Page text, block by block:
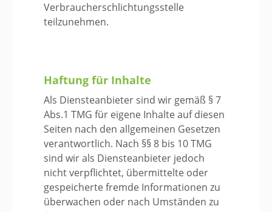
Verbraucherschlichtungsstelle
teilzunehmen.
Haftung für Inhalte
Als Diensteanbieter sind wir gemäß § 7
Abs.1 TMG für eigene Inhalte auf diesen
Seiten nach den allgemeinen Gesetzen
verantwortlich. Nach §§ 8 bis 10 TMG
sind wir als Diensteanbieter jedoch
nicht verpflichtet, übermittelte oder
gespeicherte fremde Informationen zu
überwachen oder nach Umständen zu